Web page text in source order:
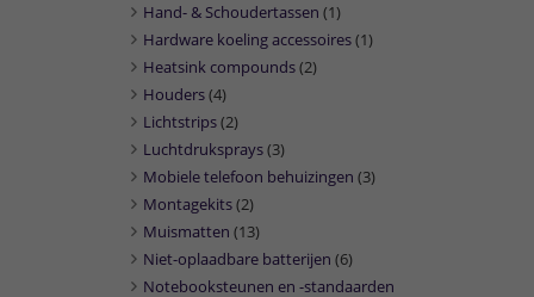
Hand- & Schoudertassen (1)
Hardware koeling accessoires(1)
Heatsink compounds(2)
Houders(4)
Lichtstrips(2)
Luchtdruksprays(3)
Mobiele telefoon behuizingen (3)
Montagekits(2)
Muismatten (13)
Niet-oplaadbare batterijen (6)
Notebooksteunen en -standaarden